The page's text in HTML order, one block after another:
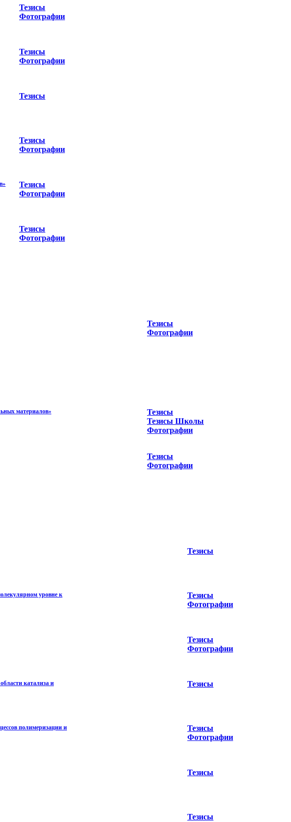
Тезисы
Фотографии
Тезисы
Фотографии
Тезисы
Тезисы
Фотографии
Тезисы
Фотографии
Тезисы
Фотографии
Тезисы
Фотографии
материалов»
Тезисы
Тезисы Школы
Фотографии
Тезисы
Фотографии
Тезисы
уровне к
Тезисы
Фотографии
Тезисы
Фотографии
катализа и
Тезисы
полимеризации и
Тезисы
Фотографии
Тезисы
Тезисы